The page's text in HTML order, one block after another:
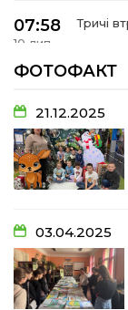
07:58
10 лип
Тричі
10 лип
13:30
06 лип
Від
14:18
01 лип
09:31
28 чер
Творчі
ФОТОФАКТ
21.12.2025
03.04.2025